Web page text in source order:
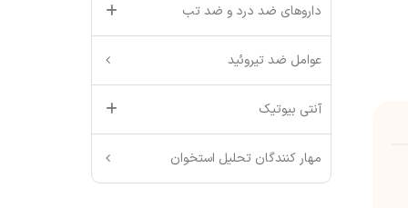
داروهای ضد درد و ضد تب
عوامل ضد تیروئید
آنتی بیوتیک
مهار کنندگان تحلیل استخوان